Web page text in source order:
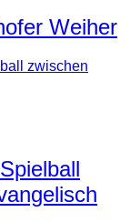
Weiher